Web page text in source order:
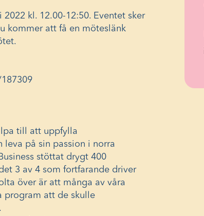
kl. 12.00-12:50. Eventet sker
kommer att få en möteslänk
till att uppfylla
leva på sin passion i norra
stöttat drygt 400
3 av 4 som fortfarande driver
över är att många av våra
program att de skulle